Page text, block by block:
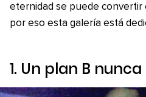
eternidad se puede convertir
por eso esta galería está
1. Un plan B